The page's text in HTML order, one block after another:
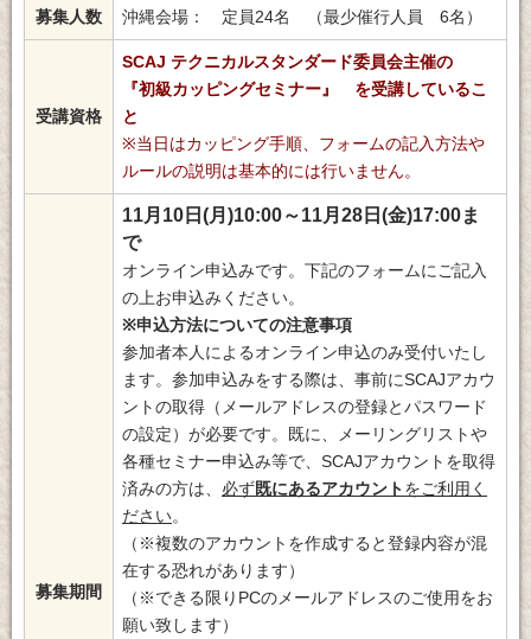
募集人数 沖縄会場： 定員24名 （最少催行人員 6名）
受講資格
SCAJ テクニカルスタンダード委員会主催の
『初級カッピングセミナー』 を受講しているこ
と
※当日はカッピング手順、フォームの記入方法や
ルールの説明は基本的には行いません。
募集期間
11月10日(月)10:00～11月28日(金)17:00ま
で
オンライン申込みです。下記のフォームにご記入
の上お申込みください。
※申込方法についての注意事項
参加者本人によるオンライン申込のみ受付いたし
ます。参加申込みをする際は、事前にSCAJアカウ
ントの取得（メールアドレスの登録とパスワード
の設定）が必要です。既に、メーリングリストや
各種セミナー申込み等で、SCAJアカウントを取得
済みの方は、 必ず既にあるアカウントをご利用く
ださい。
（※複数のアカウントを作成すると登録内容が混
在する恐れがあります）
（※できる限りPCのメールアドレスのご使用をお
願い致します）